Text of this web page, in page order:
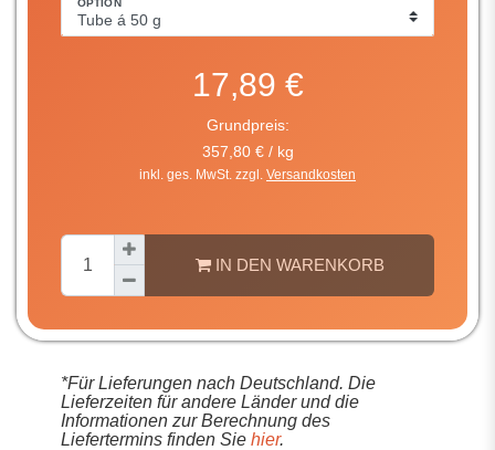
OPTION
17,89 €
Grundpreis:
357,80 € / kg
inkl. ges. MwSt. zzgl. Versandkosten
IN DEN WARENKORB
*Für Lieferungen nach Deutschland. Die
Lieferzeiten für andere Länder und die
Informationen zur Berechnung des
Liefertermins finden Sie hier.